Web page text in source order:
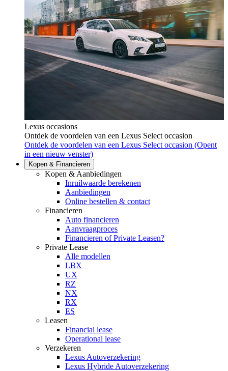
Lexus occasions
Ontdek de voordelen van een Lexus Select occasion
Ontdek de voordelen van een Lexus Select occasion (Opent
in een nieuw venster)
Kopen & Financieren
Kopen & Aanbiedingen
Inruilwaarde berekenen
Aanbiedingen
Online bestellen & contact
Financieren
Auto financieren
Aanvraagproces
Financieren of Private Leasen?
Private Lease
Alle modellen
LBX
UX
RZ
NX
RX
ES
Leasen
Financial lease
Operational lease
Verzekeren
Lexus Autoverzekering
Lexus Hybride Autoverzekering